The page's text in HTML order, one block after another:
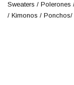
Sweaters / Polerones
/ Kimonos / Ponchos/